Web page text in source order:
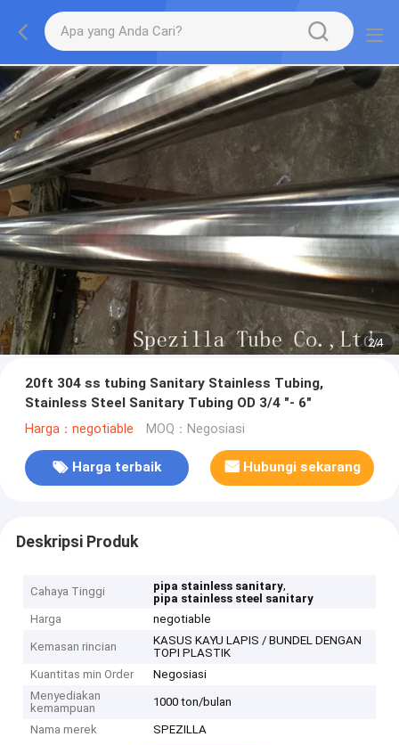
2/4
20ft 304 ss tubing Sanitary Stainless Tubing,
Stainless Steel Sanitary Tubing OD 3/4 "- 6"
Harga：negotiable MOQ：Negosiasi
Harga terbaik Hubungi sekarang
Deskripsi Produk
Cahaya Tinggi pipa stainless sanitary,
pipa stainless steel sanitary
Harga
negotiable
Kemasan rincian
KASUS KAYU LAPIS / BUNDEL DENGAN
TOPI PLASTIK
Kuantitas min Order
Negosiasi
Menyediakan
kemampuan
1000 ton/bulan
Nama merek SPEZILLA